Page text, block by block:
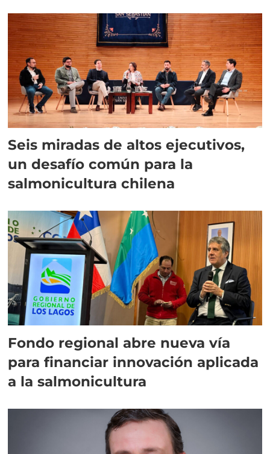
Seis miradas de altos ejecutivos,
un desafío común para la
salmonicultura chilena
Fondo regional abre nueva vía
para financiar innovación aplicada
a la salmonicultura